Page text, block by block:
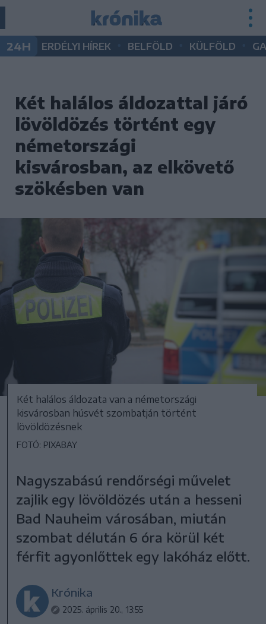
24H ERDÉLYI HÍREK BELFÖLD KÜLFÖLD
Két halálos áldozattal járó
lövöldözés történt egy
németországi
kisvárosban, az elkövető
szökésben van
Két halálos áldozata van a németországi
kisvárosban húsvét szombatján történt
lövöldözésnek
FOTÓ: PIXABAY
Nagyszabású rendőrségi művelet
zajlik egy lövöldözés után a hesseni
Bad Nauheim városában, miután
szombat délután 6 óra körül két
férfit agyonlőttek egy lakóház előtt.
Krónika
2025. április 20., 13:55